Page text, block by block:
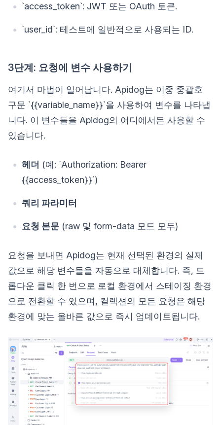
`access_token`: JWT 또는 OAuth 토큰.
`user_id`: 테스트에 일반적으로 사용되는 ID.
3단계: 요청에 변수 사용하기
여기서 마법이 일어납니다. Apidog는 이중 중괄호
구문 `{{variable_name}}`을 사용하여 변수를 나타냅
니다. 이 변수들을 Apidog의 어디에서든 사용할 수
있습니다.
헤더 (예: `Authorization: Bearer
{{access_token}}`)
쿼리 파라미터
요청 본문 (raw 및 form-data 모드 모두)
요청을 보내면 Apidog는 현재 선택된 환경의 실제
값으로 해당 변수들을 자동으로 대체합니다. 즉, 드
롭다운 클릭 한 번으로 로컬 환경에서 스테이징 환경
으로 전환할 수 있으며, 컬렉션의 모든 요청은 해당
환경에 맞는 올바른 값으로 즉시 업데이트됩니다.